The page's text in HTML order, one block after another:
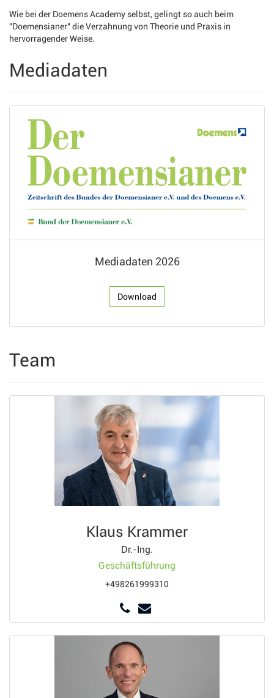
Wie bei der Doemens Academy selbst, gelingt so auch beim
"Doemensianer" die Verzahnung von Theorie und Praxis in
hervorragender Weise.
Mediadaten
Mediadaten 2026
Download
Team
Klaus Krammer
Dr.-Ing.
Geschäftsführung
+498261999310